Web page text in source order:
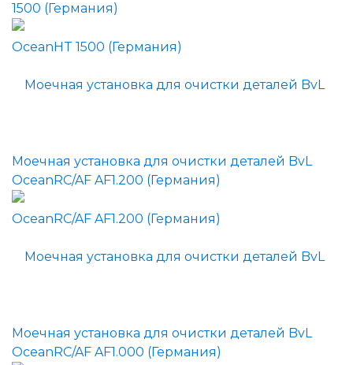
1500 (Германия)
Моечная установка для очистки деталей BvL
OceanRC/AF AF1.200 (Германия)
Моечная установка для очистки деталей BvL
OceanRC/AF AF1.000 (Германия)